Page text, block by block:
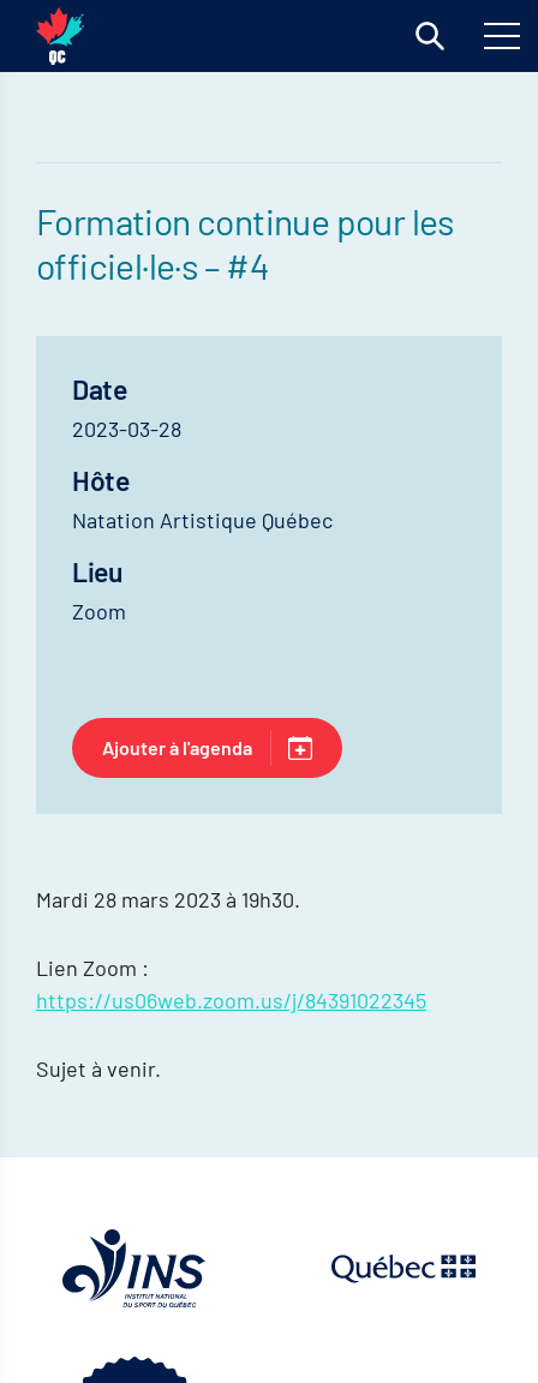
Formation continue pour les
officiel·le·s – #4
Mardi 28 mars 2023 à 19h30.
Lien Zoom :
https://us06web.zoom.us/j/84391022345
Sujet à venir.
Date
2023-03-28
Hôte
Natation Artistique Québec
Lieu
Zoom
Ajouter à l'agenda